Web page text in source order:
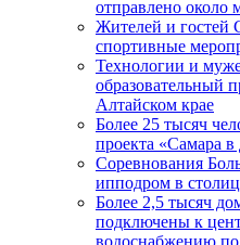
отправлено около
Жителей и гостей
спортивные
Технологии и
образовательный
Алтайском крае
Более 25 тысяч
проекта «Самара
Соревнования
ипподром в
Более 2,5 тысяч
подключены к
водоснабжению